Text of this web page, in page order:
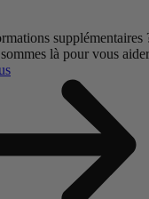
supplémentaires
là pour vous